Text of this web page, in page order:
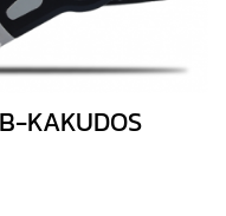
KAKUDOS